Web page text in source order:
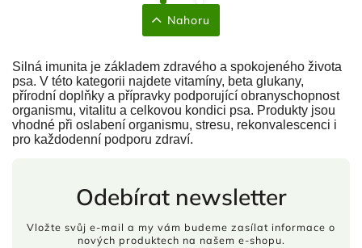
Nahoru
Silná imunita je základem zdravého a spokojeného života
psa. V této kategorii najdete vitamíny, beta glukany,
přírodní doplňky a přípravky podporující obranyschopnost
organismu, vitalitu a celkovou kondici psa. Produkty jsou
vhodné při oslabení organismu, stresu, rekonvalescenci i
pro každodenní podporu zdraví.
Odebírat newsletter
Vložte svůj e-mail a my vám budeme zasílat informace o
nových produktech na našem e-shopu.